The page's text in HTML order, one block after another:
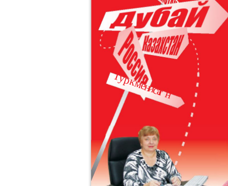
Туркм н ст н
е и а